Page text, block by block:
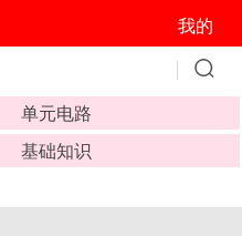
我的
单元电路
基础知识